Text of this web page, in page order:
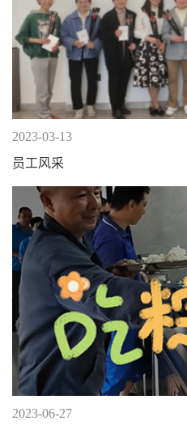
2023-03-13
员工风采
2023-06-27